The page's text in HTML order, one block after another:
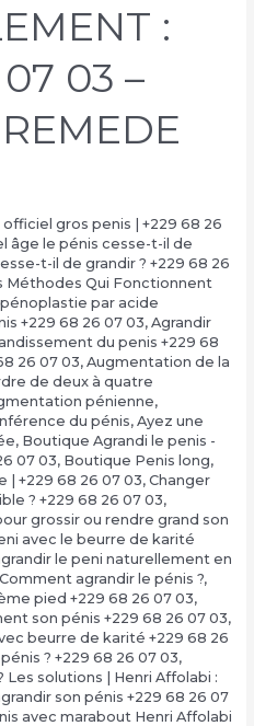
:
03 –
officiel gros penis | +229 68 26
âge le pénis cesse-t-il de
t-il de grandir ? +229 68 26
Méthodes Qui Fonctionnent
par acide
+229 68 26 07 03, Agrandir
du penis +229 68
26 07 03, Augmentation de la
de deux à quatre
pénienne,
du pénis, Ayez une
, Boutique Agrandi le penis -
07 03, Boutique Penis long,
| +229 68 26 07 03, Changer
? +229 68 26 07 03,
grossir ou rendre grand son
avec le beurre de karité
le peni naturellement en
Comment agrandir le pénis ?,
pied +229 68 26 07 03,
son pénis +229 68 26 07 03,
beurre de karité +229 68 26
? +229 68 26 07 03,
solutions | Henri Affolabi :
son pénis +229 68 26 07
avec marabout Henri Affolabi